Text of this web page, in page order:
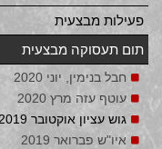
פעילות מבצעית
תום תעסוקה מבצעית
חבל בנימין, יוני 2020
עוטף עזה מרץ 2020
גוש עציון אוקטובר 2019
איו"ש פברואר 2019